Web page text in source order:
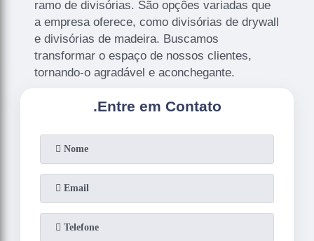
ramo de divisórias. São opções variadas que
a empresa oferece, como divisórias de drywall
e divisórias de madeira. Buscamos
transformar o espaço de nossos clientes,
tornando-o agradável e aconchegante.
.Entre em Contato